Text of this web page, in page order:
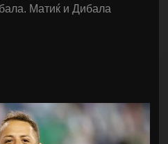
Матиќ и Дибала